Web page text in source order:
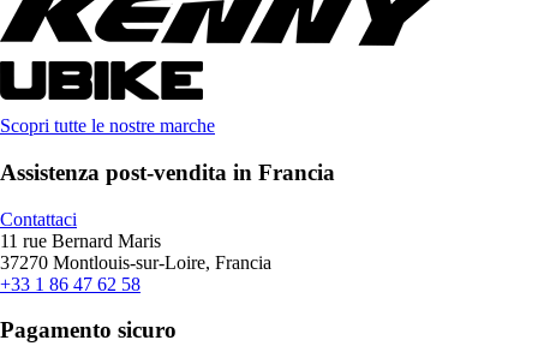
Scopri tutte le nostre marche
Assistenza post-vendita in Francia
Contattaci
11 rue Bernard Maris
37270 Montlouis-sur-Loire, Francia
+33 1 86 47 62 58
Pagamento sicuro